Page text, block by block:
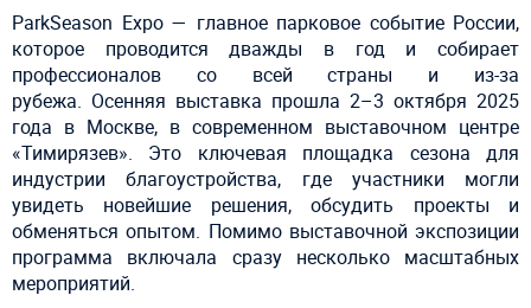
ParkSeason Expo — главное парковое событие России,
которое проводится дважды в год и собирает
профессионалов со всей страны и из-за
рубежа. Осенняя выставка прошла 2–3 октября 2025
года в Москве, в современном выставочном центре
«Тимирязев». Это ключевая площадка сезона для
индустрии благоустройства, где участники могли
увидеть новейшие решения, обсудить проекты и
обменяться опытом. Помимо выставочной экспозиции
программа включала сразу несколько масштабных
мероприятий.